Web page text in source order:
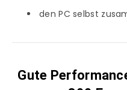
den PC selbst
Gute